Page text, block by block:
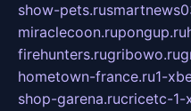
show-pets.ru
miraclecoon.rupongup.ru
firehunters.rugribowo.ru
hometown-france.ru1-
shop-garena.rucricetc-1-